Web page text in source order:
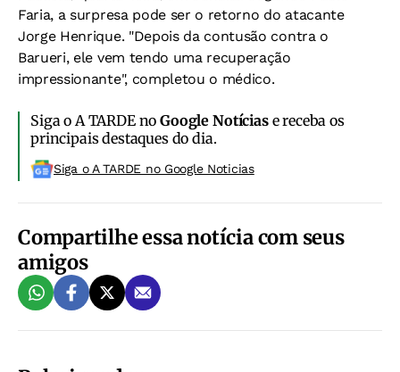
Faria, a surpresa pode ser o retorno do atacante
Jorge Henrique. "Depois da contusão contra o
Barueri, ele vem tendo uma recuperação
impressionante", completou o médico.
Siga o A TARDE noGoogle Notíciase receba os
principais destaques do dia.
Siga o A TARDE no Google Noticias
Compartilhe essa notícia com seus
amigos